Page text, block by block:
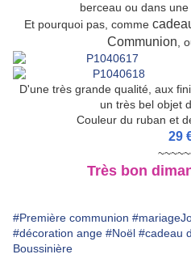
berceau ou dans
Et pourquoi pas, comme
Communion ,
D'une très grande qualité, aux
un très bel objet
Couleur du ruban et
29
Très bon
#Première communion
#décoration ange #Noël #cadeau
Boussinière